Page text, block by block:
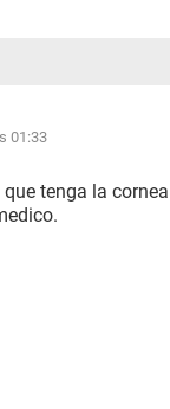
01:33
tenga la